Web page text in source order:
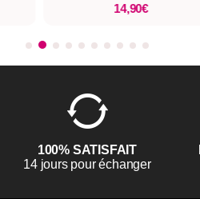
14,90€
100% SATISFAIT
14 jours pour échanger